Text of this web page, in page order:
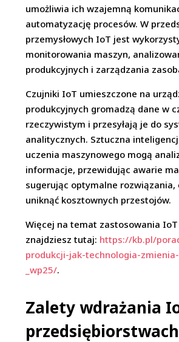
umożliwia ich wzajemną
automatyzację procesów. W
przemysłowych IoT jest
monitorowania maszyn,
produkcyjnych i zarządzania
Czujniki IoT umieszczone na
produkcyjnych gromadzą dane w
rzeczywistym i przesyłają je do
analitycznych. Sztuczna
uczenia maszynowego mogą
informacje, przewidując awarie
sugerując optymalne rozwiązania,
uniknąć kosztownych przestojów.
Więcej na temat zastosowania
znajdziesz tutaj: https://kb.pl/
produkcji-jak-technologia-
_wp25/.
Zalety wdrażania
przedsiębiorstwach